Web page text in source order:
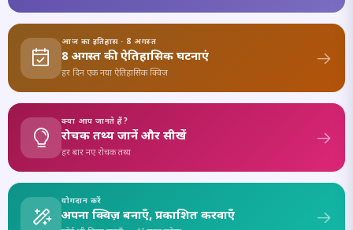
आज का इतिहास · 8 अगस्त
8 अगस्त की ऐतिहासिक घटनाएं
हर दिन एक नया ऐतिहासिक क्विज़
क्या आप जानते हैं?
रोचक तथ्य जानें और सीखें
हर बार नए रोचक तथ्य
योगदान करें
अपना क्विज़ बनाएँ, प्रकाशित करवाएँ